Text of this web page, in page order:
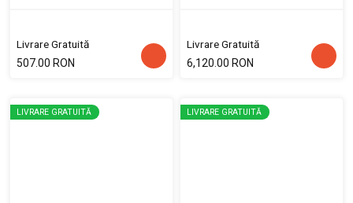
Livrare Gratuită
507.00 RON
Livrare Gratuită
6,120.00 RON
LIVRARE GRATUITĂ LIVRARE GRATUITĂ